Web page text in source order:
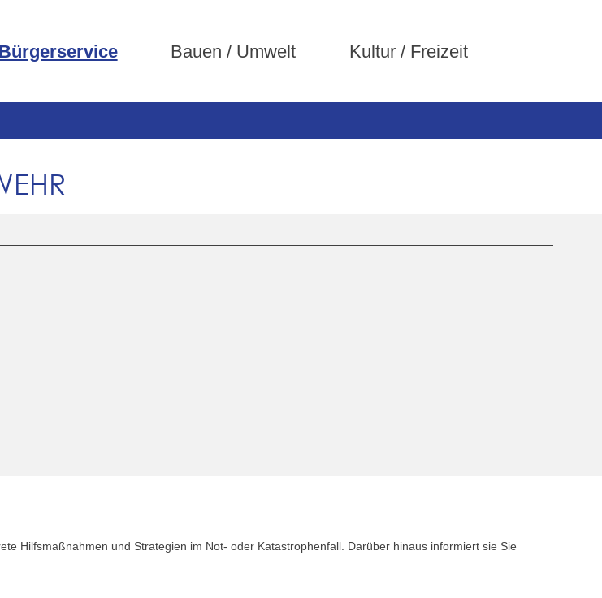
Bürgerservice Bauen / Umwelt Kultur / Freizeit
Hilfsmaßnahmen und Strategien im Not- oder Katastrophenfall. Darüber hinaus informiert sie Sie